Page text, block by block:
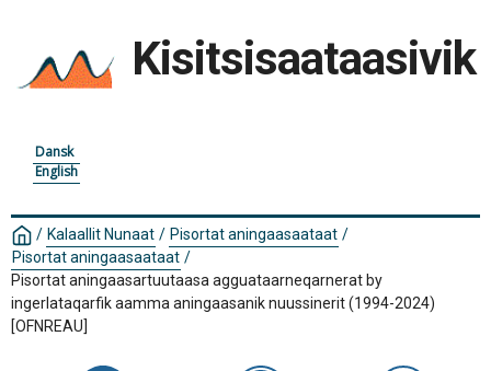
Kisitsisaataasivik
Dansk
English
/ Kalaallit Nunaat / Pisortat aningaasaataat /
Pisortat aningaasaataat /
Pisortat aningaasartuutaasa agguataarneqarnerat by
ingerlataqarfik aamma aningaasanik nuussinerit (1994-2024)
[OFNREAU]